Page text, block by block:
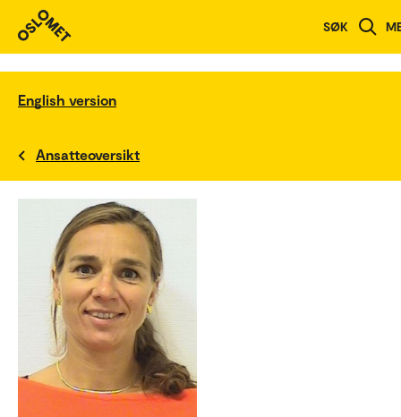
SØK
English version
Ansatteoversikt